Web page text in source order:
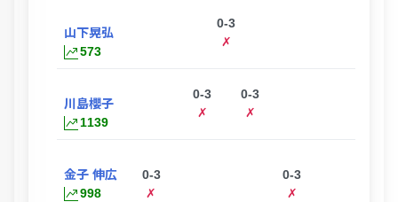
山下晃弘
573
0-3
✗
川島櫻子
1139
0-3
✗
0-3
✗
金子 伸広
998
0-3
✗
0-3
✗